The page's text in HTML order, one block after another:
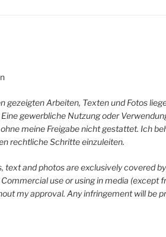
gezeigten Arbeiten, Texten und Fotos
gewerbliche Nutzung oder
meine Freigabe nicht gestattet. Ich
rechtliche Schritte einzuleiten.
text and photos are exclusively covered
use or using in media (except
my approval. Any infringement will be